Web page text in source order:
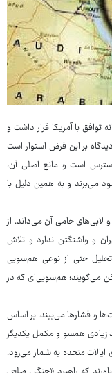
توافق با آمریکا قرار داشت و
بر این فرض استوار است
است و مانع اصلی آن،
می‌برند و به همین دلیل با
و لابی‌های حامی آن می‌داند. از
و واشنگتن ندارد و تلاش
حتی از نوعی هم‌سویی
می‌گویند؛ هم‌سویی‌ای که در
و فشارها می‌بیند. بر اساس
زیادی همسو و مکمل یکدیگر
متحده به شمار می‌رود.